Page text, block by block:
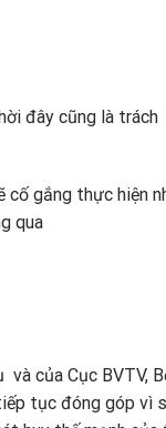
đây cũng là trách
cố gắng thực hiện
qua
của Cục BVTV,
tục đóng góp vì